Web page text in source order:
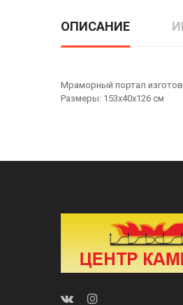
ОПИСАНИЕ
Мраморный портал
Размеры: 153х40х126 см